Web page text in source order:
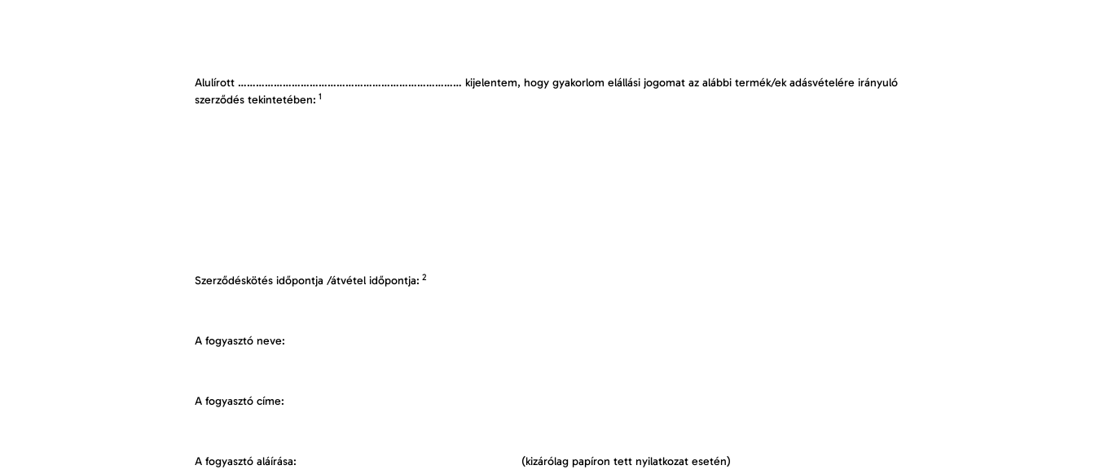
Alulírott ………………………………………………………………… kijelentem, hogy gyakorlom elállási jogomat az alábbi termék/ek adásvételére irányuló
szerződés tekintetében: 1
Szerződéskötés időpontja /átvétel időpontja: 2
A fogyasztó neve:
A fogyasztó címe:
A fogyasztó aláírása: (kizárólag papíron tett nyilatkozat esetén)